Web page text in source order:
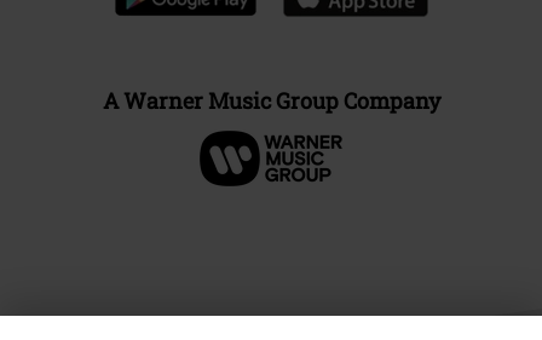
A Warner Music Group Company